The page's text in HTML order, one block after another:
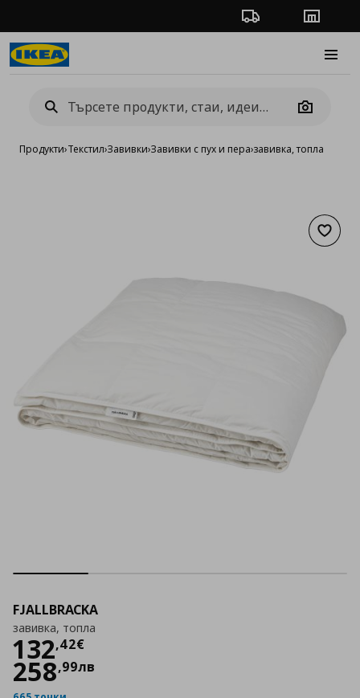
Проследяване на
Camera
Продукти›Текстил›Завивки›Завивки с пух и пера›завивка, топла
FJALLBRACKA
завивка, топла
132,42€
Цена
258,99лв